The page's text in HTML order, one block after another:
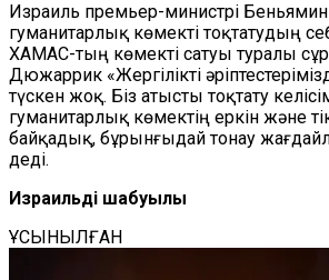
Израиль премьер-министрі
гуманитарлық көмекті тоқтатудың
ХАМАС-тың көмекті сатуы туралы
Дюжаррик «Жергілікті
түскен жоқ. Біз атысты тоқтату
гуманитарлық көмектің еркін және
байқадық, бұрынғыдай тонау
деді.
Израильдің шабуылы
ҰСЫНЫЛҒАН